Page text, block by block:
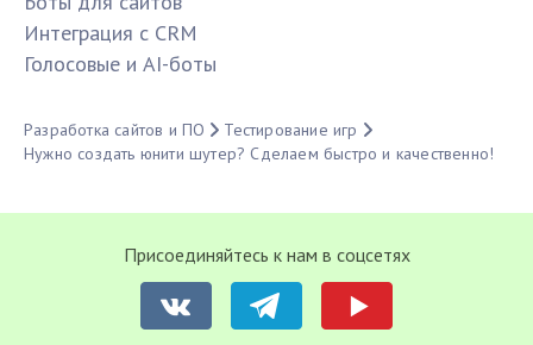
Интеграция с CRM
Голосовые и AI-боты
Разработка сайтов и ПО
Тестирование игр
Нужно создать юнити шутер? Сделаем быстро и качественно!
Присоединяйтесь к нам в соцсетях